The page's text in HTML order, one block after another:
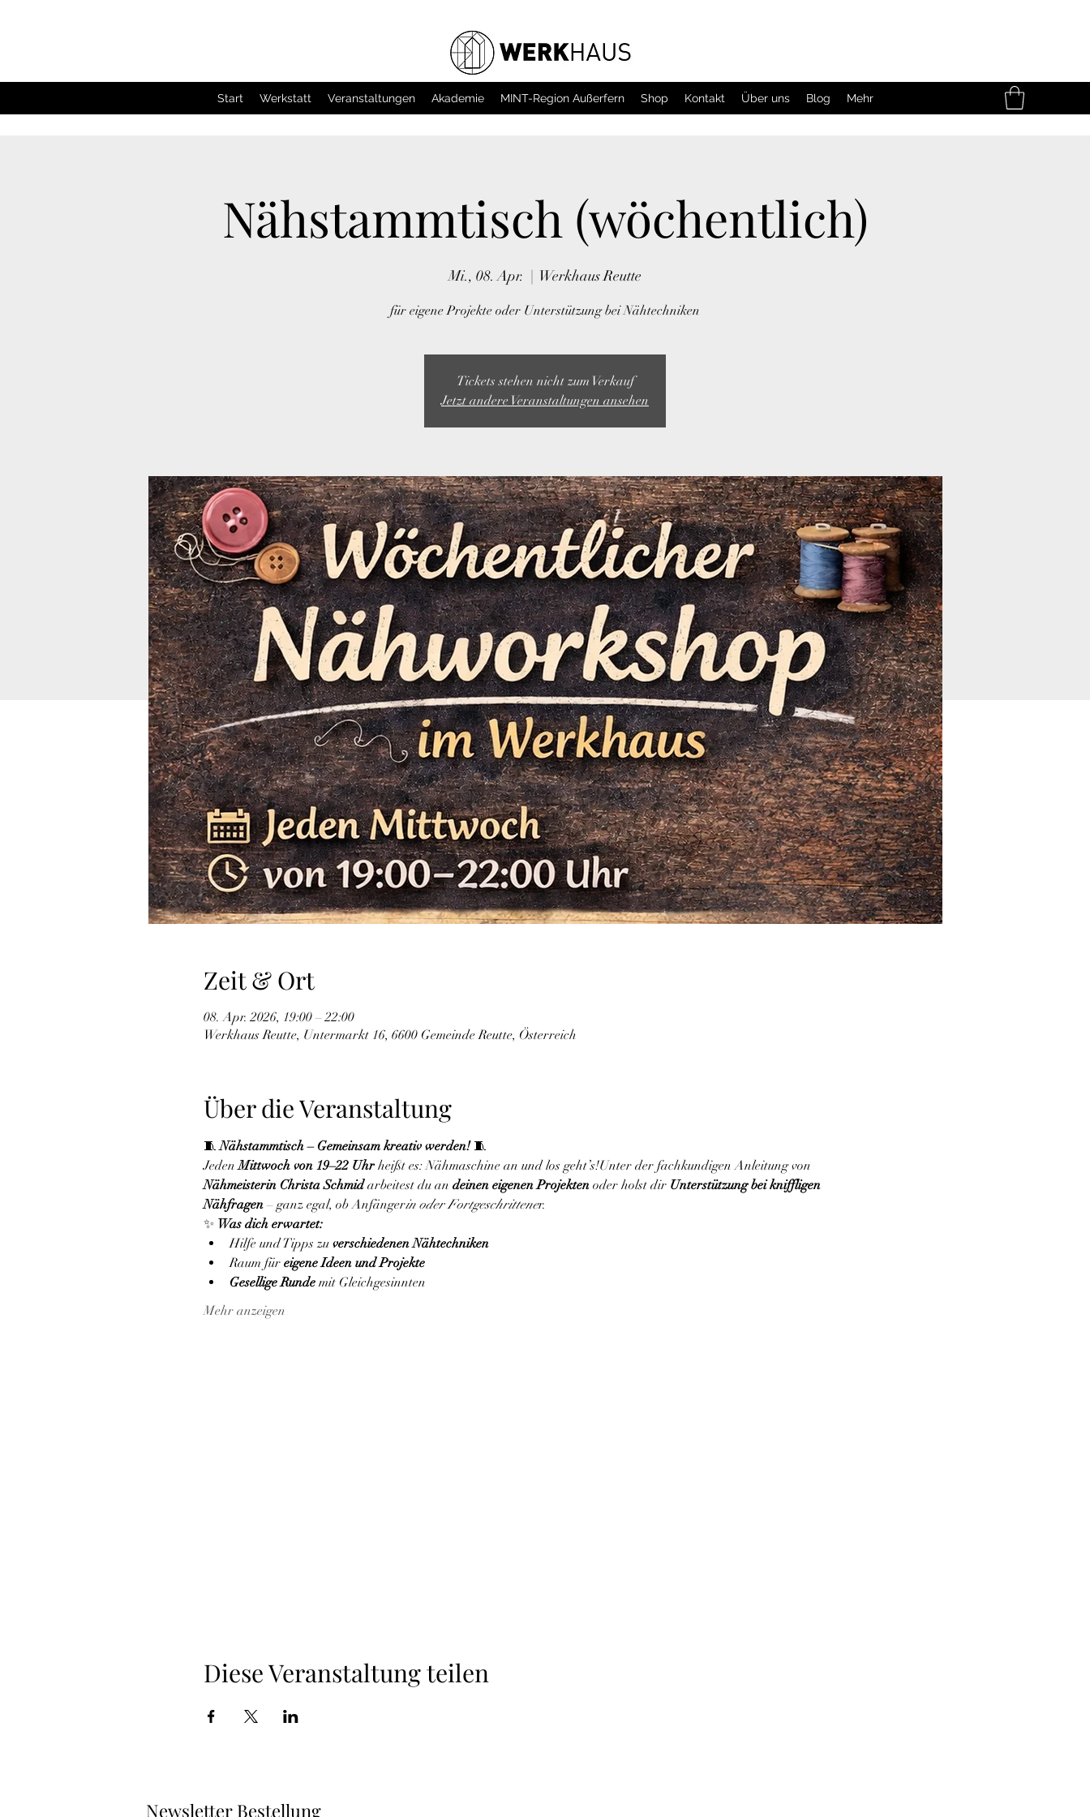
Start Werkstatt Veranstaltungen Akademie MINT-Region Außerfern Shop Kontakt Über uns Blog Mehr
Nähstammtisch (wöchentlich)
Mi., 08. Apr.
  |
Werkhaus Reutte
für eigene Projekte oder Unterstützung bei Nähtechniken
Tickets stehen nicht zum Verkauf
Jetzt andere Veranstaltungen ansehen
Zeit & Ort
08. Apr. 2026, 19:00 – 22:00
Werkhaus Reutte, Untermarkt 16, 6600 Gemeinde Reutte, Österreich
Über die Veranstaltung
🧵 Nähstammtisch – Gemeinsam kreativ werden! 🧵
Jeden Mittwoch von 19–22 Uhr heißt es: Nähmaschine an und los geht’s!Unter der fachkundigen Anleitung von
Nähmeisterin Christa Schmid arbeitest du an deinen eigenen Projekten oder holst dir Unterstützung bei kniffligen
Nähfragen – ganz egal, ob Anfängerin oder Fortgeschrittener.
✨ Was dich erwartet:
Hilfe und Tipps zu verschiedenen Nähtechniken
Raum für eigene Ideen und Projekte
Gesellige Runde mit Gleichgesinnten
Mehr anzeigen
Diese Veranstaltung teilen
Newsletter Bestellung